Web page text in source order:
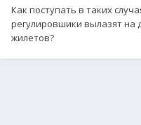
Как поступать в таких
регулировшики вылазят
жилетов?